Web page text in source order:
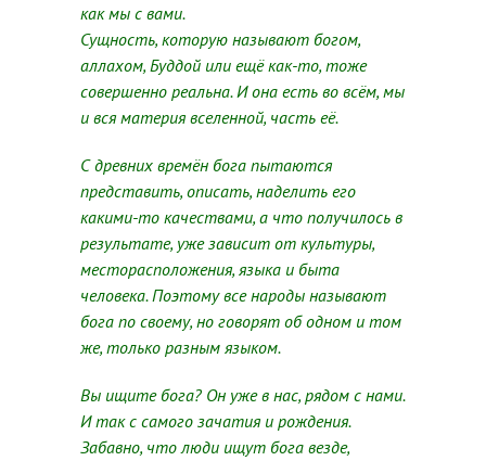
как мы с вами.
Сущность, которую называют богом,
аллахом, Буддой или ещё как-то, тоже
совершенно реальна. И она есть во всём, мы
и вся материя вселенной, часть её.
С древних времён бога пытаются
представить, описать, наделить его
какими-то качествами, а что получилось в
результате, уже зависит от культуры,
месторасположения, языка и быта
человека. Поэтому все народы называют
бога по своему, но говорят об одном и том
же, только разным языком.
Вы ищите бога? Он уже в нас, рядом с нами.
И так с самого зачатия и рождения.
Забавно, что люди ищут бога везде,